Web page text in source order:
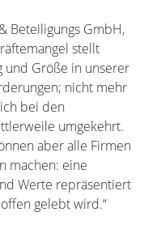
Beteiligungs GmbH,
stellt
Größe in unserer
nicht mehr
bei den
umgekehrt.
aber alle Firmen
machen: eine
Werte repräsentiert
gelebt wird.“